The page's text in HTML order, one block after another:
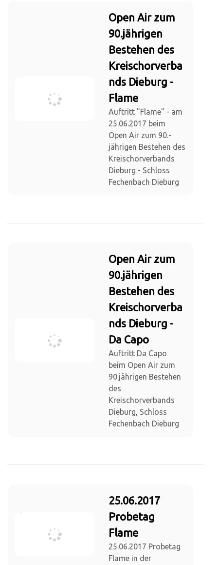
Open Air zum
90.jährigen
Bestehen des
Kreischorverba
nds Dieburg -
Flame
Auftritt "Flame" - am
25.06.2017 beim
Open Air zum 90.-
jährigen Bestehen des
Kreischorverbands
Dieburg - Schloss
Fechenbach Dieburg
Open Air zum
90.jährigen
Bestehen des
Kreischorverba
nds Dieburg -
Da Capo
Auftritt Da Capo
beim Open Air zum
90.jährigen Bestehen
des
Kreischorverbands
Dieburg, Schloss
Fechenbach Dieburg
25.06.2017
Probetag
Flame
25.06.2017 Probetag
Flame in der